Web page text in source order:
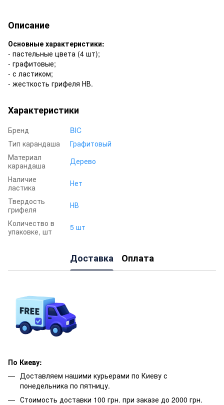
Описание
Основные характеристики:
- пастельные цвета (4 шт);
- графитовые;
- с ластиком;
- жесткость грифеля НВ.
Характеристики
Бренд
BIC
Тип карандаша
Графитовый
Материал
карандаша
Дерево
Наличие
ластика
Нет
Твердость
грифеля
НВ
Количество в
упаковке, шт
5 шт
Доставка Оплата
По Киеву:
Доставляем нашими курьерами по Киеву с
понедельника по пятницу.
Стоимость доставки 100 грн. при заказе до 2000 грн.